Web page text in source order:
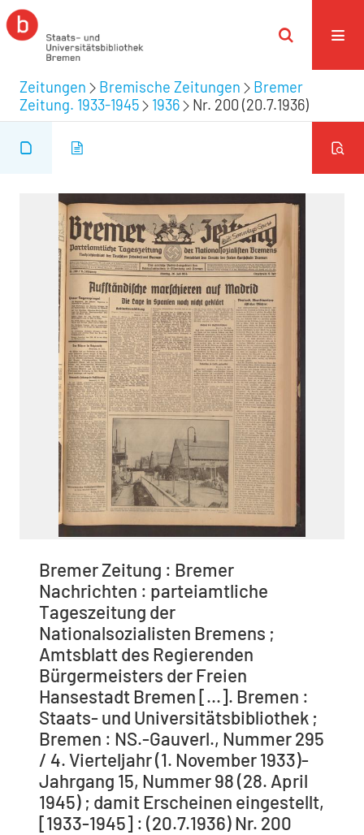
Zeitungen Bremische Zeitungen
Bremer
Zeitung. 1933-1945
1936 Nr. 200 (20.7.1936)
Bremer Zeitung : Bremer
Nachrichten : parteiamtliche
Tageszeitung der
Nationalsozialisten Bremens ;
Amtsblatt des Regierenden
Bürgermeisters der Freien
Hansestadt Bremen [...]. Bremen :
Staats- und Universitätsbibliothek ;
Bremen : NS.-Gauverl., Nummer 295
/ 4. Vierteljahr (1. November 1933)-
Jahrgang 15, Nummer 98 (28. April
1945) ; damit Erscheinen eingestellt,
[1933-1945] : (20.7.1936) Nr. 200